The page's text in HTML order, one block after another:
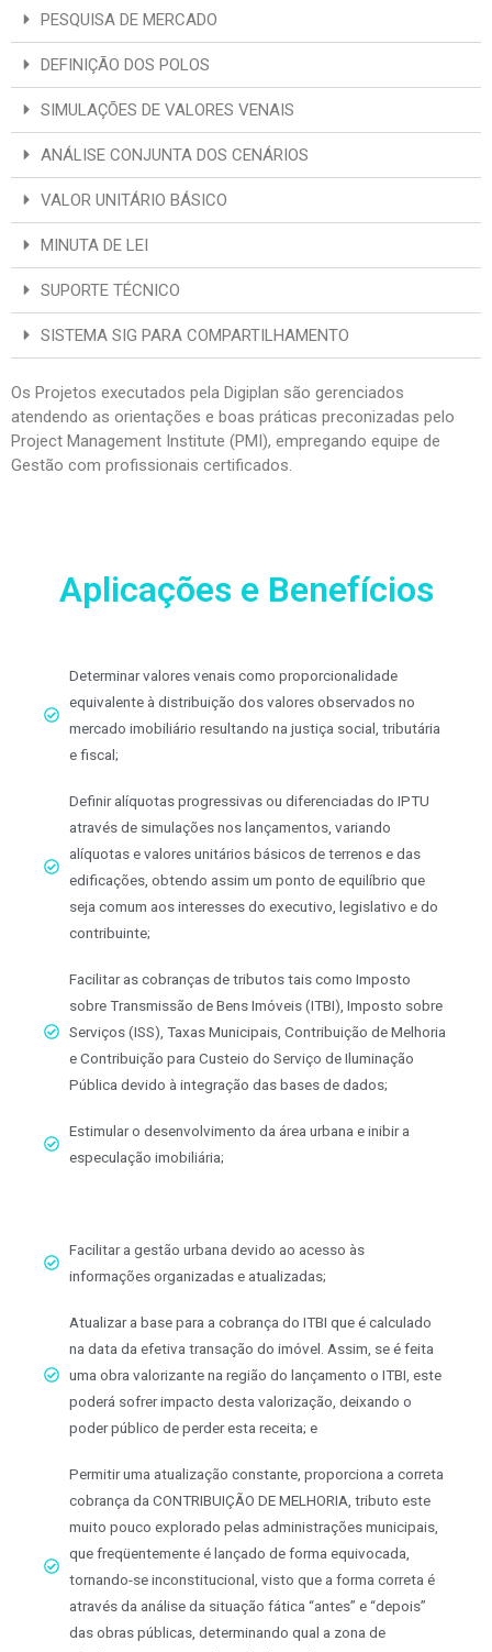
PESQUISA DE MERCADO
DEFINIÇÃO DOS POLOS
SIMULAÇÕES DE VALORES VENAIS
ANÁLISE CONJUNTA DOS CENÁRIOS
VALOR UNITÁRIO BÁSICO
MINUTA DE LEI
SUPORTE TÉCNICO
SISTEMA SIG PARA COMPARTILHAMENTO
Os Projetos executados pela Digiplan são gerenciados
atendendo as orientações e boas práticas preconizadas pelo
Project Management Institute (PMI), empregando equipe de
Gestão com profissionais certificados.
Aplicações e Benefícios
Determinar valores venais como proporcionalidade
equivalente à distribuição dos valores observados no
mercado imobiliário resultando na justiça social, tributária
e fiscal;
Definir alíquotas progressivas ou diferenciadas do IPTU
através de simulações nos lançamentos, variando
alíquotas e valores unitários básicos de terrenos e das
edificações, obtendo assim um ponto de equilíbrio que
seja comum aos interesses do executivo, legislativo e do
contribuinte;
Facilitar as cobranças de tributos tais como Imposto
sobre Transmissão de Bens Imóveis (ITBI), Imposto sobre
Serviços (ISS), Taxas Municipais, Contribuição de Melhoria
e Contribuição para Custeio do Serviço de Iluminação
Pública devido à integração das bases de dados;
Estimular o desenvolvimento da área urbana e inibir a
especulação imobiliária;
Facilitar a gestão urbana devido ao acesso às
informações organizadas e atualizadas;
Atualizar a base para a cobrança do ITBI que é calculado
na data da efetiva transação do imóvel. Assim, se é feita
uma obra valorizante na região do lançamento o ITBI, este
poderá sofrer impacto desta valorização, deixando o
poder público de perder esta receita; e
Permitir uma atualização constante, proporciona a correta
cobrança da CONTRIBUIÇÃO DE MELHORIA, tributo este
muito pouco explorado pelas administrações municipais,
que freqüentemente é lançado de forma equivocada,
tornando-se inconstitucional, visto que a forma correta é
através da análise da situação fática “antes” e “depois”
das obras públicas, determinando qual a zona de